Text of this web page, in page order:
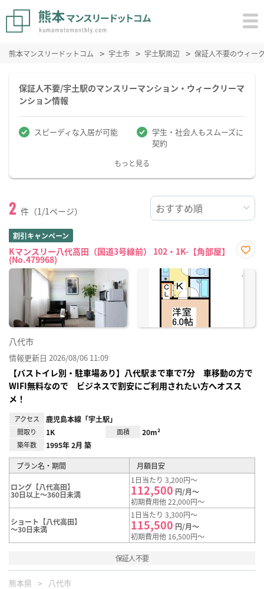
熊本マンスリードットコム 宇土市 宇土駅周辺 保証人不要のウィー
保証人不要/宇土駅のマンスリーマンション・ウィークリーマ
ンション情報
スピーディな入居が可能
学生・社会人もスムーズに
契約
もっと見る
2 件（1/1ページ）
割引キャンペーン
Kマンスリー八代高田（国道3号線前） 102・1K-【角部屋】
(No.479968)
に入
り登
八代市
情報更新日 2026/08/06 11:09
【バストイレ別・駐車場あり】八代駅まで車で7分 車移動の方で
WIFI無料なので ビジネスで割安にご利用されたい方へオスス
メ！
アクセス 鹿児島本線「宇土駅」
間取り 1K 面積 20m²
築年数 1995年 2月 築
プラン名・期間 月額目安
ロング【八代高田】
30日以上～360日未満
1日当たり 3,200円～
112,500 円/月～
初期費用他 22,000円～
ショート【八代高田】
～30日未満
1日当たり 3,300円～
115,500 円/月～
初期費用他 16,500円～
保証人不要
熊本県 八代市